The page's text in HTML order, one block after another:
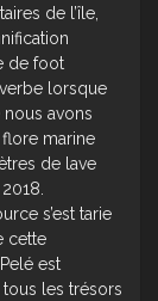
de l’île,
de foot
lorsque
nous avons
marine
de lave
s’est tarie
cette
est
les trésors